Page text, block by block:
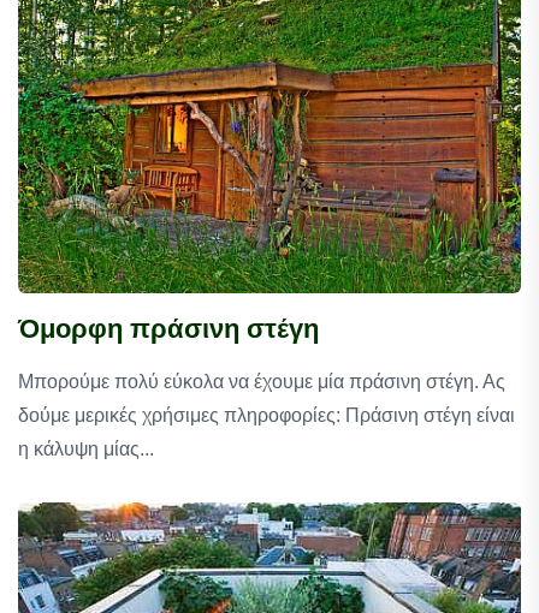
Όμορφη πράσινη στέγη
Μπορούμε πολύ εύκολα να έχουμε μία πράσινη στέγη. Ας
δούμε μερικές χρήσιμες πληροφορίες: Πράσινη στέγη είναι
η κάλυψη μίας...